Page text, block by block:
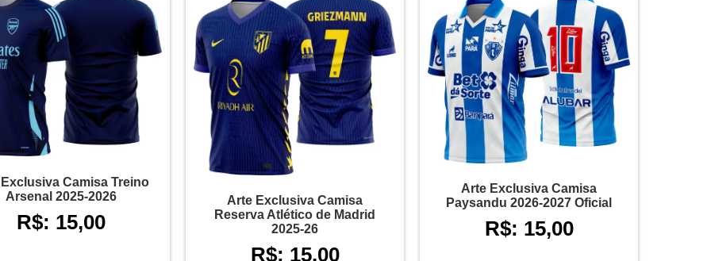
Camisa Treino
Arsenal 2025-2026
R$: 15,00
Arte Exclusiva Camisa
Reserva Atlético de Madrid
2025-26
R$: 15,00
Arte Exclusiva Camisa
Paysandu 2026-2027 Oficial
R$: 15,00